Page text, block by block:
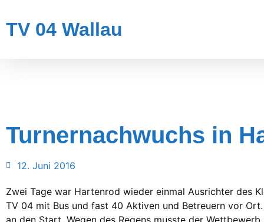
TV 04 Wallau
Turnernachwuchs in
12. Juni 2016
Zwei Tage war Hartenrod wieder einmal Ausrichter des
TV 04 mit Bus und fast 40 Aktiven und Betreuern vor
an den Start. Wegen des Regens musste der